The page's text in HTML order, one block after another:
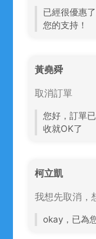
已經很優惠
您的支持！
黃堯舜
取消訂單
您好，訂單
收就OK了
柯立凱
我想先取消，
okay，已為